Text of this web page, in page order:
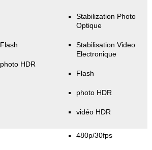
Flash
photo HDR
Stabilization Photo
Optique
Stabilisation Video
Electronique
Flash
photo HDR
vidéo HDR
480p/30fps